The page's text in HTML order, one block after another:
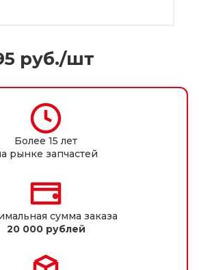
руб./шт
Более 15 лет
рынке запчастей
сумма заказа
20 000 рублей